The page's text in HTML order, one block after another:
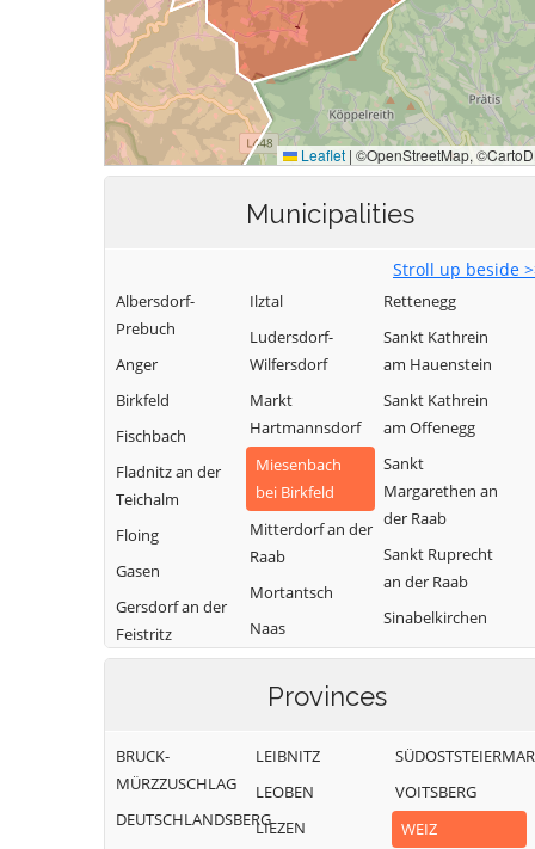
Municipalities
Stroll up beside
Albersdorf-
Prebuch
Anger
Birkfeld
Fischbach
Fladnitz an der
Teichalm
Floing
Gasen
Gersdorf an der
Feistritz
Hofstätten an
der Raab
Ilztal
Ludersdorf-
Wilfersdorf
Markt
Hartmannsdorf
Miesenbach
bei Birkfeld
Mitterdorf an der
Raab
Mortantsch
Naas
Passail
Pischelsdorf am
Puch bei Weiz
Ratten
Rettenegg
Sankt Kathrein
am Hauenstein
Sankt Kathrein
am Offenegg
Sankt
Margarethen an
der Raab
Sankt Ruprecht
an der Raab
Sinabelkirchen
Strallegg
Thannhausen
Provinces
BRUCK-
MÜRZZUSCHLAG
DEUTSCHLANDSBERG
LEIBNITZ
LEOBEN
LIEZEN
VOITSBERG
WEIZ